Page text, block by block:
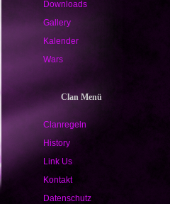
Downloads
Gallery
Kalender
Wars
Clan Menü
Clanregeln
History
Link Us
Kontakt
Datenschutz